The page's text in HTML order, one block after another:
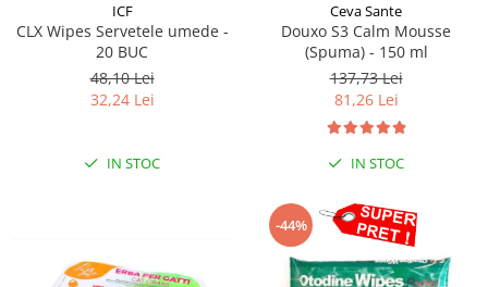
ICF
CLX Wipes Servetele umede -
20 BUC
48,10 Lei
32,24 Lei
IN STOC
Ceva Sante
Douxo S3 Calm Mousse
(Spuma) - 150 ml
137,73 Lei
81,26 Lei
IN STOC
-44%